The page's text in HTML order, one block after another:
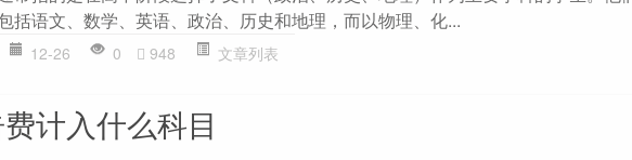
括语文、数学、英语、政治、历史和地理，而以物理、化...
12-26 0 948 文章列表
计入什么科目